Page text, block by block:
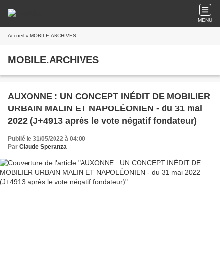
MENU
Accueil » MOBILE.ARCHIVES
MOBILE.ARCHIVES
AUXONNE : UN CONCEPT INÉDIT DE MOBILIER
URBAIN MALIN ET NAPOLÉONIEN - du 31 mai
2022 (J+4913 après le vote négatif fondateur)
Publié le 31/05/2022 à 04:00
Par Claude Speranza